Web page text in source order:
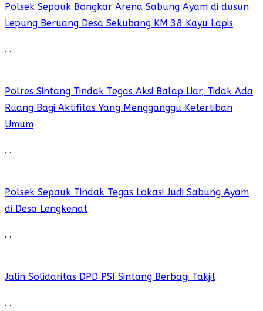
Polsek Sepauk Bongkar Arena Sabung Ayam di dusun
Lepung Beruang Desa Sekubang KM 38 Kayu Lapis
…
Polres Sintang Tindak Tegas Aksi Balap Liar, Tidak Ada
Ruang Bagi Aktifitas Yang Mengganggu Ketertiban
Umum
…
Polsek Sepauk Tindak Tegas Lokasi Judi Sabung Ayam
di Desa Lengkenat
…
Jalin Solidaritas DPD PSI Sintang Berbagi Takjil
…